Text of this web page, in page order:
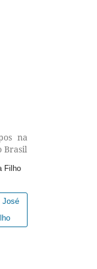
na
Brasil
Filho